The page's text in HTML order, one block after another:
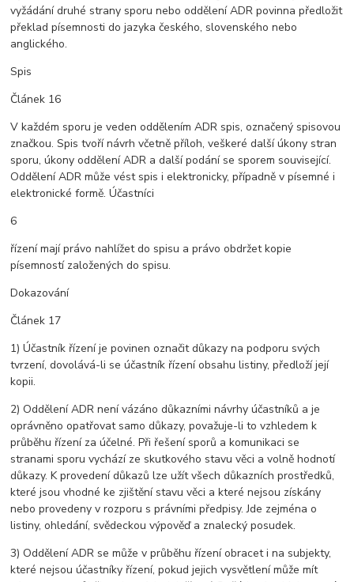
vyžádání druhé strany sporu nebo oddělení ADR povinna předložit
překlad písemnosti do jazyka českého, slovenského nebo
anglického.
Spis
Článek 16
V každém sporu je veden oddělením ADR spis, označený spisovou
značkou. Spis tvoří návrh včetně příloh, veškeré další úkony stran
sporu, úkony oddělení ADR a další podání se sporem související.
Oddělení ADR může vést spis i elektronicky, případně v písemné i
elektronické formě. Účastníci
6
řízení mají právo nahlížet do spisu a právo obdržet kopie
písemností založených do spisu.
Dokazování
Článek 17
1) Účastník řízení je povinen označit důkazy na podporu svých
tvrzení, dovolává-li se účastník řízení obsahu listiny, předloží její
kopii.
2) Oddělení ADR není vázáno důkazními návrhy účastníků a je
oprávněno opatřovat samo důkazy, považuje-li to vzhledem k
průběhu řízení za účelné. Při řešení sporů a komunikaci se
stranami sporu vychází ze skutkového stavu věci a volně hodnotí
důkazy. K provedení důkazů lze užít všech důkazních prostředků,
které jsou vhodné ke zjištění stavu věci a které nejsou získány
nebo provedeny v rozporu s právními předpisy. Jde zejména o
listiny, ohledání, svědeckou výpověď a znalecký posudek.
3) Oddělení ADR se může v průběhu řízení obracet i na subjekty,
které nejsou účastníky řízení, pokud jejich vysvětlení může mít